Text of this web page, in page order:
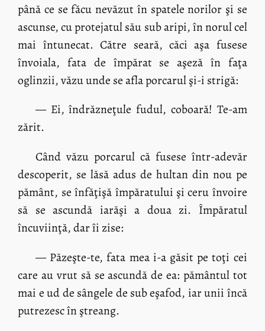
până ce se făcu nevăzut în spatele norilor şi se
ascunse, cu protejatul său sub aripi, în norul cel
mai întunecat. Către seară, căci aşa fusese
învoiala, fata de împărat se aşeză în faţa
oglinzii, văzu unde se afla porcarul şi-i strigă:
— Ei, îndrăzneţule fudul, coboară! Te-am
zărit.
Când văzu porcarul că fusese într-adevăr
descoperit, se lăsă adus de hultan din nou pe
pământ, se înfăţişă împăratului şi ceru învoire
să se ascundă iarăşi a doua zi. Împăratul
încuviinţă, dar îi zise:
— Păzeşte-te, fata mea i-a găsit pe toţi cei
care au vrut să se ascundă de ea: pământul tot
mai e ud de sângele de sub eşafod, iar unii încă
putrezesc în ştreang.